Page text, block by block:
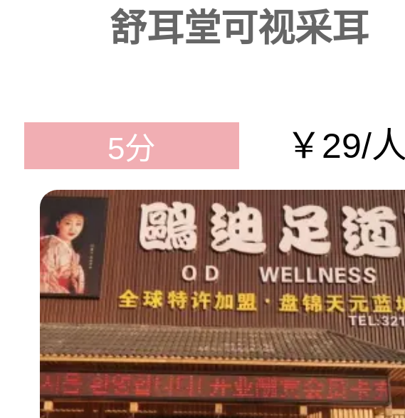
舒耳堂可视采耳
5分 ￥29/人